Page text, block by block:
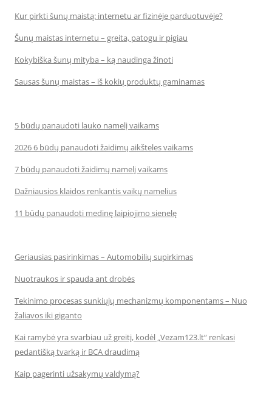
Kur pirkti šunų maistą: internetu ar fizinėje parduotuvėje?
Šunų maistas internetu – greita, patogu ir pigiau
Kokybiška šunų mityba – ką naudinga žinoti
Sausas šunų maistas – iš kokių produktų gaminamas
5 būdų panaudoti lauko namelį vaikams
2026 6 būdų panaudoti žaidimų aikšteles vaikams
7 būdų panaudoti žaidimų namelį vaikams
Dažniausios klaidos renkantis vaikų namelius
11 būdų panaudoti medinę laipiojimo sienelę
Geriausias pasirinkimas – Automobilių supirkimas
Nuotraukos ir spauda ant drobės
Tekinimo procesas sunkiųjų mechanizmų komponentams – Nuo
žaliavos iki giganto
Kai ramybė yra svarbiau už greitį, kodėl „Vezam123.lt“ renkasi
pedantišką tvarką ir BCA draudimą
Kaip pagerinti užsakymų valdymą?